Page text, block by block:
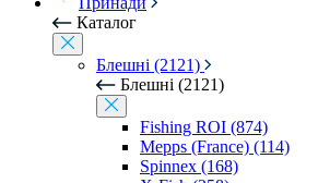
Каталог
Блешні (2121)
Блешні (2121)
Fishing ROI (874)
Mepps (France) (114)
Spinnex (168)